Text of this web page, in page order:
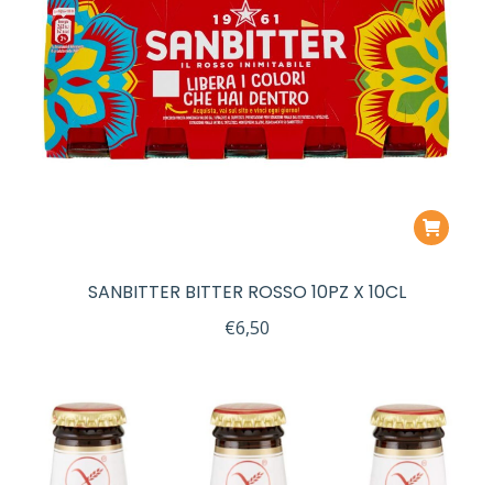
SANBITTER BITTER ROSSO 10PZ X 10CL
€6,50